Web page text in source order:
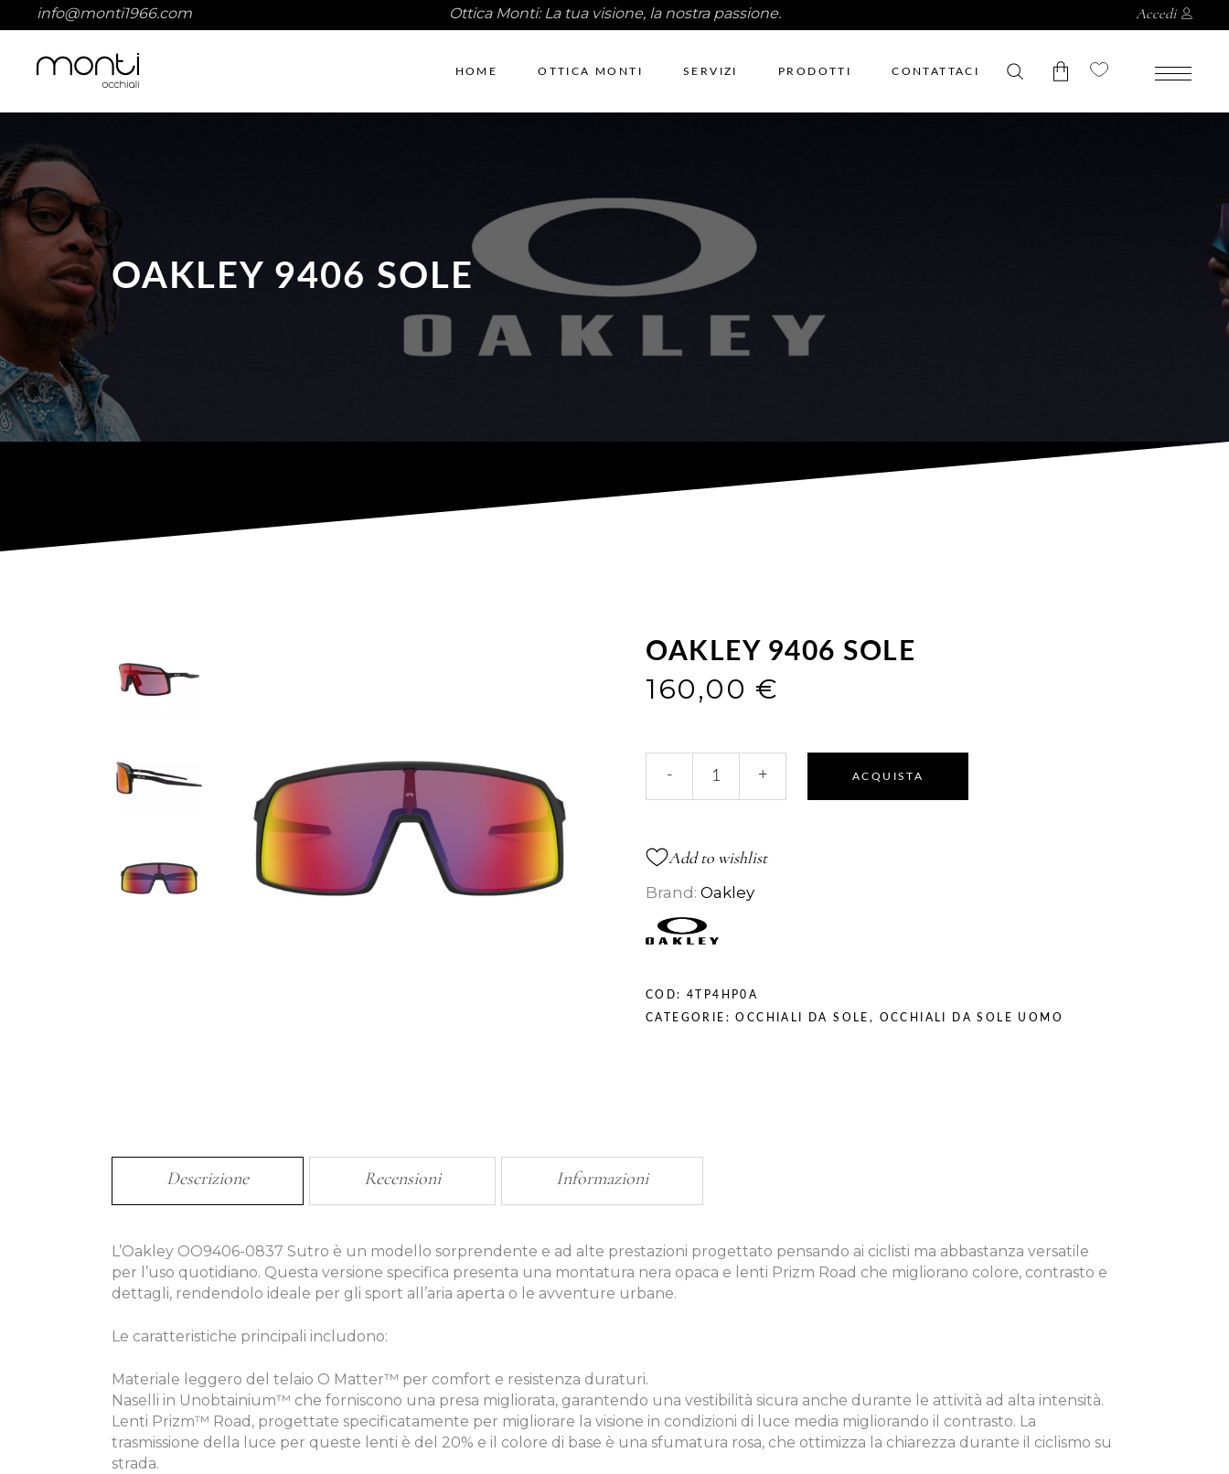
info@monti1966.com Ottica Monti: La tua visione, la nostra passione. Accedi
HOME OTTICA MONTI SERVIZI PRODOTTI CONTATTACI
OAKLEY 9406 SOLE
OAKLEY 9406 SOLE
160,00 €
quantità
- + ACQUISTA
Add to wishlist
Brand: Oakley
COD: 4TP4HP0A
CATEGORIE:OCCHIALI DA SOLE , OCCHIALI DA SOLE UOMO
Descrizione Recensioni Informazioni
L’Oakley OO9406-0837 Sutro è un modello sorprendente e ad alte prestazioni progettato pensando ai ciclisti ma abbastanza versatile
per l’uso quotidiano. Questa versione specifica presenta una montatura nera opaca e lenti Prizm Road che migliorano colore, contrasto e
dettagli, rendendolo ideale per gli sport all’aria aperta o le avventure urbane.
Le caratteristiche principali includono:
Materiale leggero del telaio O Matter™ per comfort e resistenza duraturi.
Naselli in Unobtainium™ che forniscono una presa migliorata, garantendo una vestibilità sicura anche durante le attività ad alta intensità.
Lenti Prizm™ Road, progettate specificatamente per migliorare la visione in condizioni di luce media migliorando il contrasto. La
trasmissione della luce per queste lenti è del 20% e il colore di base è una sfumatura rosa, che ottimizza la chiarezza durante il ciclismo su
strada.